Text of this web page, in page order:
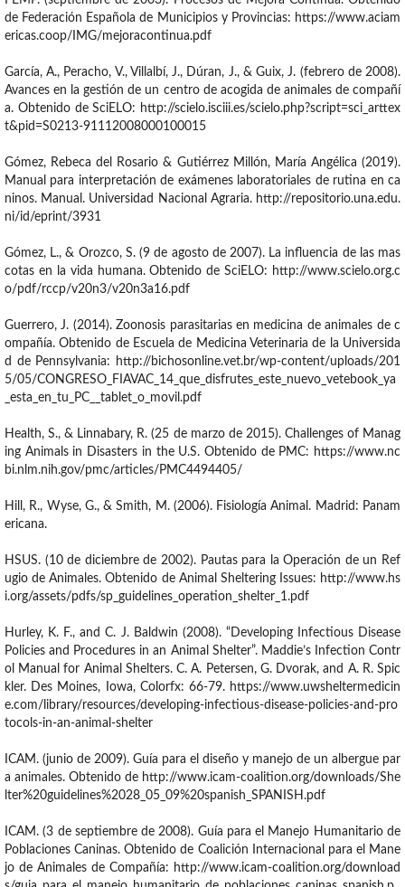
de Federación Española de Municipios y Provincias: https://www.aciam
ericas.coop/IMG/mejoracontinua.pdf
García, A., Peracho, V., Villalbí, J., Dúran, J., & Guix, J. (febrero de 2008).
Avances en la gestión de un centro de acogida de animales de compañí
a. Obtenido de SciELO: http://scielo.isciii.es/scielo.php?script=sci_arttex
t&pid=S0213-91112008000100015
Gómez, Rebeca del Rosario & Gutiérrez Millón, María Angélica (2019).
Manual para interpretación de exámenes laboratoriales de rutina en ca
ninos. Manual. Universidad Nacional Agraria. http://repositorio.una.edu.
ni/id/eprint/3931
Gómez, L., & Orozco, S. (9 de agosto de 2007). La influencia de las mas
cotas en la vida humana. Obtenido de SciELO: http://www.scielo.org.c
o/pdf/rccp/v20n3/v20n3a16.pdf
Guerrero, J. (2014). Zoonosis parasitarias en medicina de animales de c
ompañía. Obtenido de Escuela de Medicina Veterinaria de la Universida
d de Pennsylvania: http://bichosonline.vet.br/wp-content/uploads/201
5/05/CONGRESO_FIAVAC_14_que_disfrutes_este_nuevo_vetebook_ya
_esta_en_tu_PC__tablet_o_movil.pdf
Health, S., & Linnabary, R. (25 de marzo de 2015). Challenges of Manag
ing Animals in Disasters in the U.S. Obtenido de PMC: https://www.nc
bi.nlm.nih.gov/pmc/articles/PMC4494405/
Hill, R., Wyse, G., & Smith, M. (2006). Fisiología Animal. Madrid: Panam
ericana.
HSUS. (10 de diciembre de 2002). Pautas para la Operación de un Ref
ugio de Animales. Obtenido de Animal Sheltering Issues: http://www.hs
i.org/assets/pdfs/sp_guidelines_operation_shelter_1.pdf
Hurley, K. F., and C. J. Baldwin (2008). “Developing Infectious Disease
Policies and Procedures in an Animal Shelter”. Maddie’s Infection Contr
ol Manual for Animal Shelters. C. A. Petersen, G. Dvorak, and A. R. Spic
kler. Des Moines, Iowa, Colorfx: 66-79. https://www.uwsheltermedicin
e.com/library/resources/developing-infectious-disease-policies-and-pro
tocols-in-an-animal-shelter
ICAM. (junio de 2009). Guía para el diseño y manejo de un albergue par
a animales. Obtenido de http://www.icam-coalition.org/downloads/She
lter%20guidelines%2028_05_09%20spanish_SPANISH.pdf
ICAM. (3 de septiembre de 2008). Guía para el Manejo Humanitario de
Poblaciones Caninas. Obtenido de Coalición Internacional para el Mane
jo de Animales de Compañía: http://www.icam-coalition.org/download